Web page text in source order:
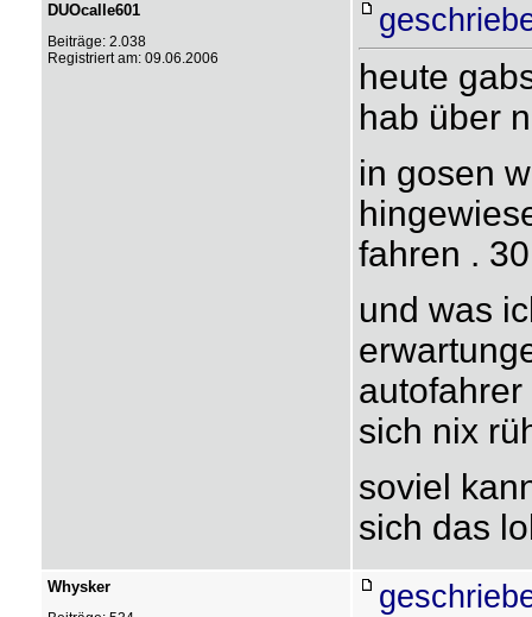
DUOcalle601
Beiträge: 2.038
Registriert am: 09.06.2006
heute
hab über
in gosen
fahren .
und was
sich nix
soviel
sich das
Whysker